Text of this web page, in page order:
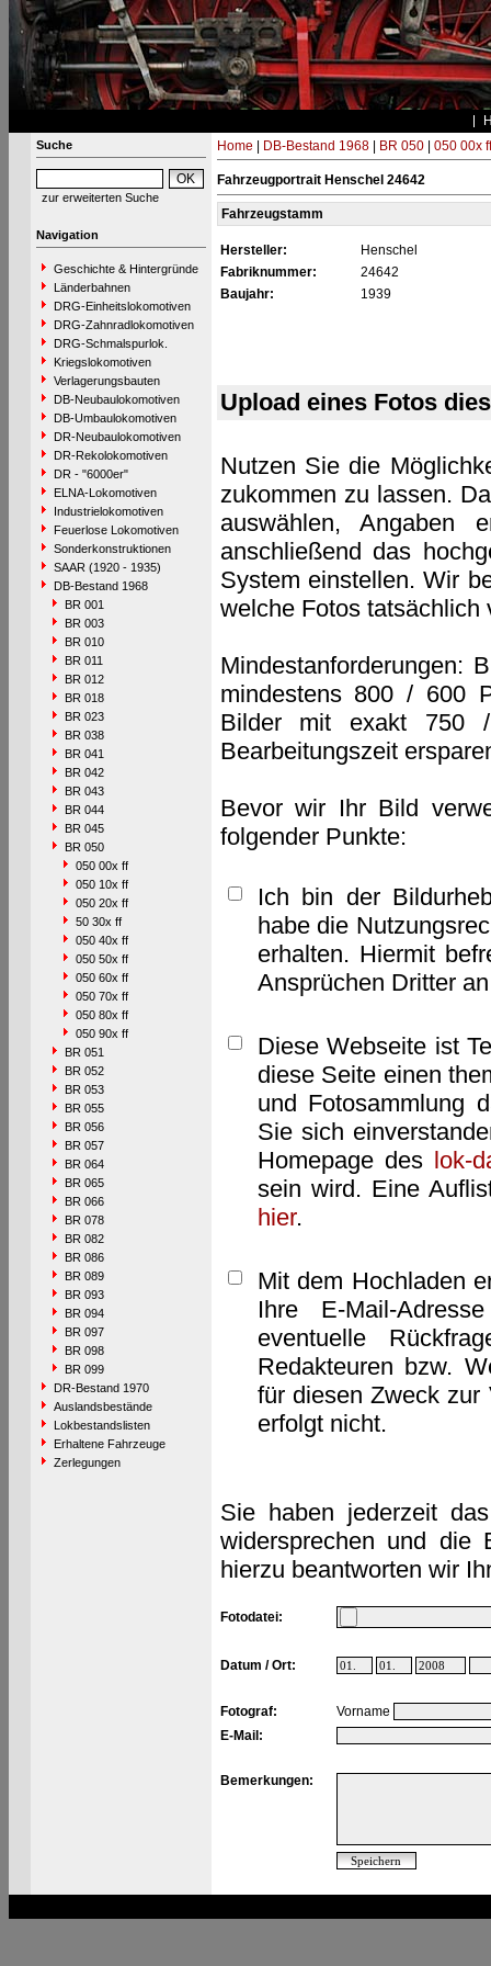
Suche
zur erweiterten Suche
Navigation
Geschichte & Hintergründe
Länderbahnen
DRG-Einheitslokomotiven
DRG-Zahnradlokomotiven
DRG-Schmalspurlok.
Kriegslokomotiven
Verlagerungsbauten
DB-Neubaulokomotiven
DB-Umbaulokomotiven
DR-Neubaulokomotiven
DR-Rekolokomotiven
DR - "6000er"
ELNA-Lokomotiven
Industrielokomotiven
Feuerlose Lokomotiven
Sonderkonstruktionen
SAAR (1920 - 1935)
DB-Bestand 1968
BR 001
BR 003
BR 010
BR 011
BR 012
BR 018
BR 023
BR 038
BR 041
BR 042
BR 043
BR 044
BR 045
BR 050
050 00x ff
050 10x ff
050 20x ff
50 30x ff
050 40x ff
050 50x ff
050 60x ff
050 70x ff
050 80x ff
050 90x ff
BR 051
BR 052
BR 053
BR 055
BR 056
BR 057
BR 064
BR 065
BR 066
BR 078
BR 082
BR 086
BR 089
BR 093
BR 094
BR 097
BR 098
BR 099
DR-Bestand 1970
Auslandsbestände
Lokbestandslisten
Erhaltene Fahrzeuge
Zerlegungen
Home DB-Bestand 1968| BR 050| 050 00x ff
Fahrzeugportrait Henschel 24642
Fahrzeugstamm
Hersteller:
Henschel
Fabriknummer:
24642
Baujahr:
1939
Upload eines Fotos
Nutzen Sie die
zukommen zu lassen.
auswählen, Angaben
anschließend das
System einstellen. Wir
welche Fotos tatsächlich
Mindestanforderungen:
mindestens 800 / 600
Bilder mit exakt 750
Bearbeitungszeit
Bevor wir Ihr Bild
folgender Punkte:
Ich bin der
habe die
erhalten. Hiermit
Ansprüchen Dritter
Diese Webseite ist
diese Seite einen
und Fotosammlung
Sie sich
Homepage des lok-
sein wird. Eine
hier.
Mit dem Hochladen
Ihre E-Mail-
eventuelle
Redakteuren bzw.
für diesen Zweck zur
erfolgt nicht.
Sie haben jederzeit
widersprechen und die
hierzu beantworten wir
Fotodatei:
Datum / Ort:
Fotograf:
Vorname
E-Mail:
Bemerkungen: